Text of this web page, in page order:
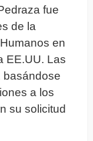
fue
de la
en
EE.UU. Las
basándose
a los
su solicitud